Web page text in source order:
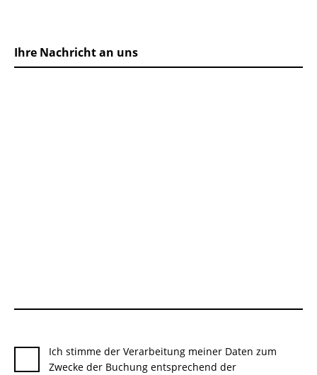
Ihre Nachricht an uns
Ich stimme der Verarbeitung meiner Daten zum
Zwecke der Buchung entsprechend der